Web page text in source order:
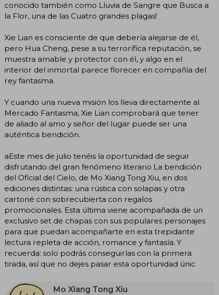
conocido también como Lluvia de Sangre que Busca a
la Flor, una de las Cuatro grandes plagas!
Xie Lian es consciente de que debería alejarse de él,
pero Hua Cheng, pese a su terrorífica reputación, se
muestra amable y protector con él, y algo en el
interior del inmortal parece florecer en compañía del
rey fantasma.
Y cuando una nueva misión los lleva directamente al
Mercado Fantasma, Xie Lian comprobará que tener
de aliado al amo y señor del lugar puede ser una
auténtica bendición.
aEste mes de julio tenéis la oportunidad de seguir
disfrutando del gran fenómeno literario La bendición
del Oficial del Cielo, de Mo Xiang Tong Xiu, en dos
ediciones distintas: una rústica con solapas y otra
cartoné con sobrecubierta con regalos
promocionales. Esta última viene acompañada de un
exclusivo set de chapas con sus populares personajes
para que puedan acompañarte en esta trepidante
lectura repleta de acción, romance y fantasía. Y
recuerda: solo podrás conseguirlas con la primera
tirada, así que no dejes pasar esta oportunidad únic
Mo Xiang Tong Xiu